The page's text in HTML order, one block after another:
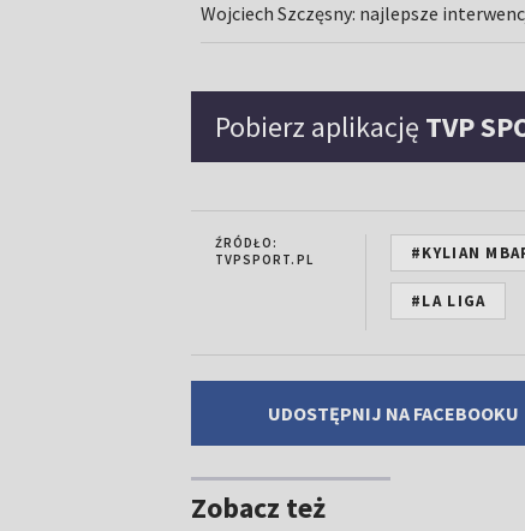
Wojciech Szczęsny: najlepsze
Pobierz aplikację TVP
ŹRÓDŁO:
TVPSPORT.PL
#KYLIAN
#LA LIGA
UDOSTĘPNIJ NA FACEBOOKU
Zobacz też